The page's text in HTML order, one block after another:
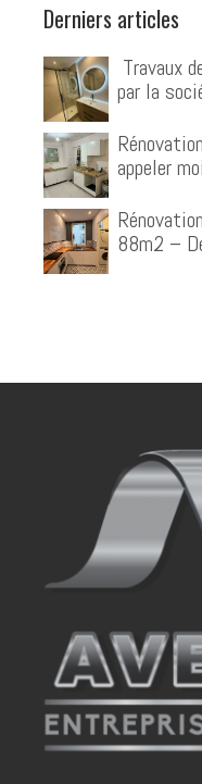
Derniers articles
Travaux
par la
appeler
88m2 –